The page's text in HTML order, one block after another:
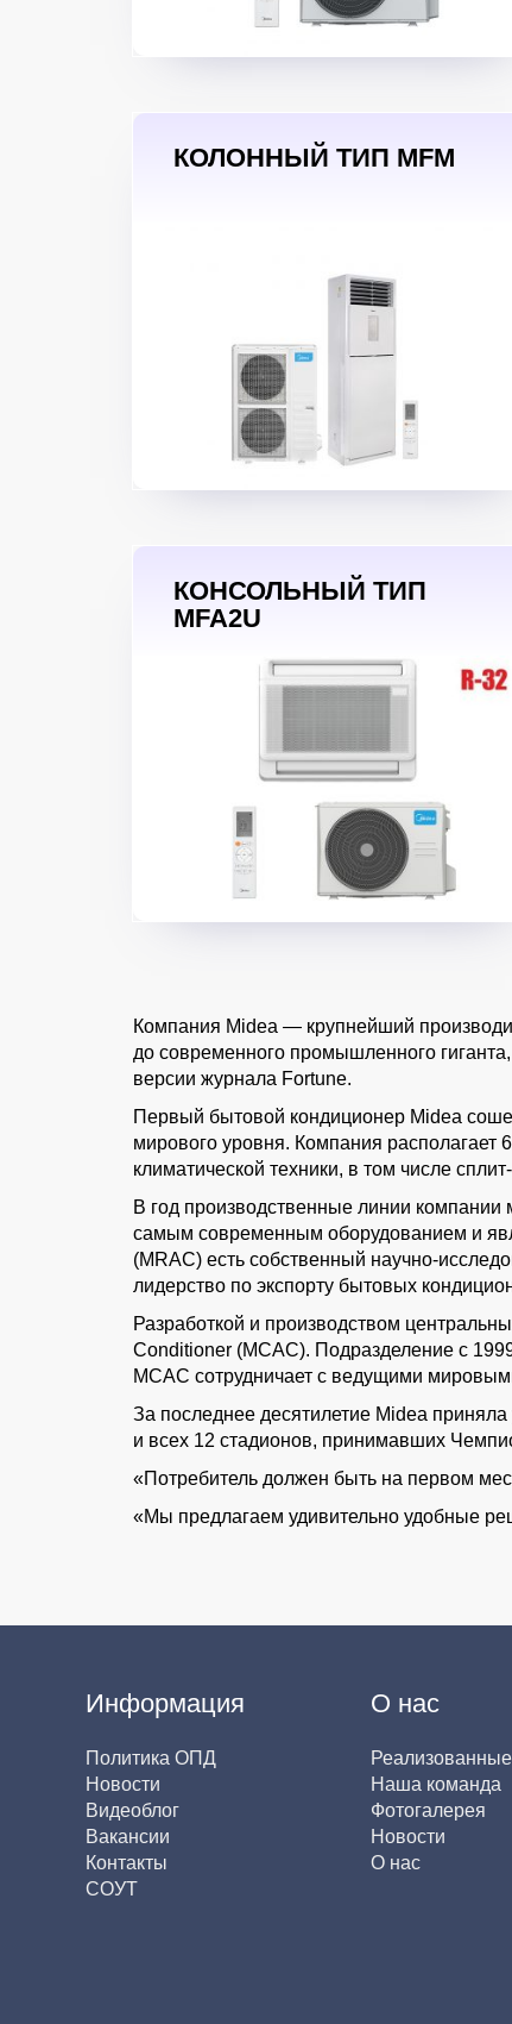
КОЛОННЫЙ ТИП MFM
КОНСОЛЬНЫЙ ТИП
MFA2U
Компания Midea — крупнейший
до современного промышленного
версии журнала Fortune.
Первый бытовой кондиционер Midea
мирового уровня. Компания располагает
климатической техники, в том числе
В год производственные линии компании
самым современным оборудованием и
(MRAC) есть собственный научно-
лидерство по экспорту бытовых
Разработкой и производством
Conditioner (MCAC). Подразделение с
MCAC сотрудничает с ведущими
За последнее десятилетие Midea
и всех 12 стадионов, принимавших
«Потребитель должен быть на первом
«Мы предлагаем удивительно удобные
Информация
Политика ОПД
Новости
Видеоблог
Вакансии
Контакты
СОУТ
О нас
Наша команда
Фотогалерея
Новости
О нас